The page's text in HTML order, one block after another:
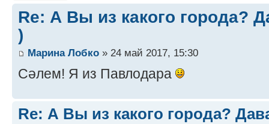
Re: А Вы из какого города?
)
Марина Лобко » 24 май 2017, 15:30
Сәлем! Я из Павлодара
Re: А Вы из какого города?